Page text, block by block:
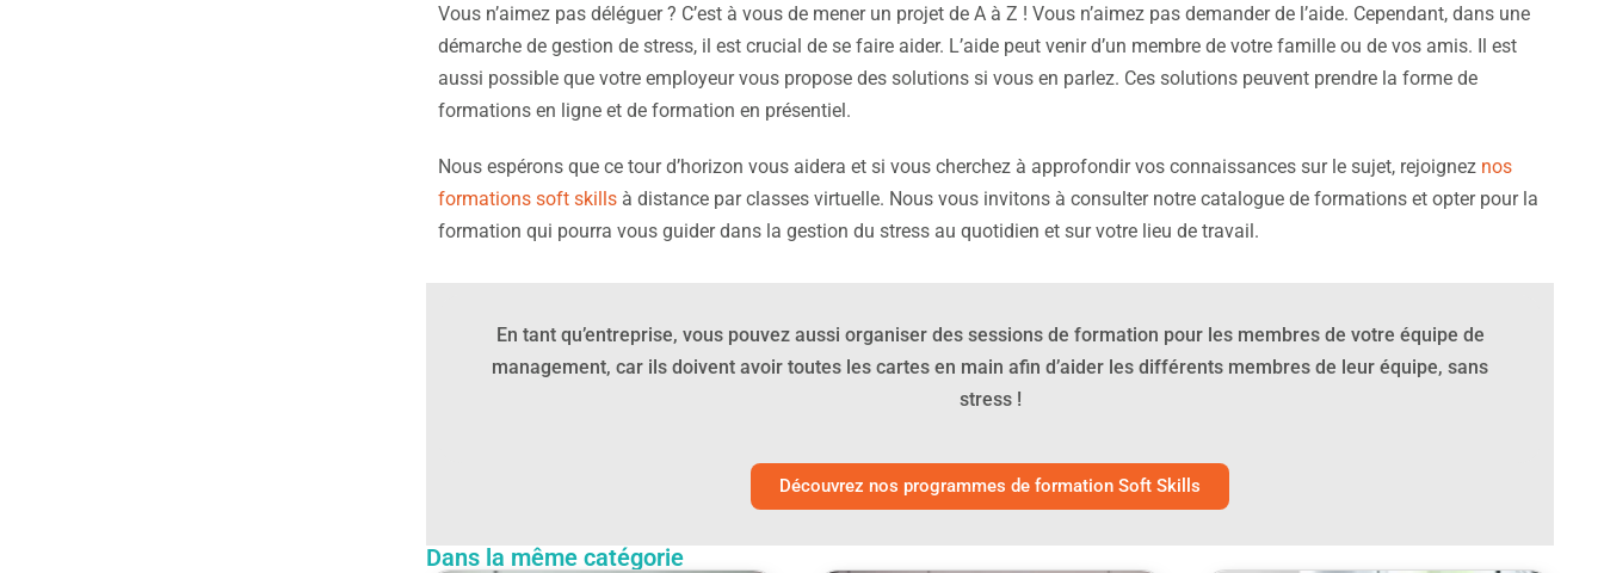
Vous n’aimez pas déléguer ? C’est à vous de mener un projet de A à Z ! Vous n’aimez pas demander de l’aide. Cependant, dans une
démarche de gestion de stress, il est crucial de se faire aider. L’aide peut venir d’un membre de votre famille ou de vos amis. Il est
aussi possible que votre employeur vous propose des solutions si vous en parlez. Ces solutions peuvent prendre la forme de
formations en ligne et de formation en présentiel.
Nous espérons que ce tour d’horizon vous aidera et si vous cherchez à approfondir vos connaissances sur le sujet, rejoignez nos
formations soft skills à distance par classes virtuelle. Nous vous invitons à consulter notre catalogue de formations et opter pour la
formation qui pourra vous guider dans la gestion du stress au quotidien et sur votre lieu de travail.
En tant qu’entreprise, vous pouvez aussi organiser des sessions de formation pour les membres de votre équipe de
management, car ils doivent avoir toutes les cartes en main afin d’aider les différents membres de leur équipe, sans
stress !
Découvrez nos programmes de formation Soft Skills
Dans la même catégorie